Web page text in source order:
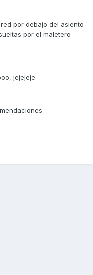
por debajo del asiento
por el maletero
jejejeje.